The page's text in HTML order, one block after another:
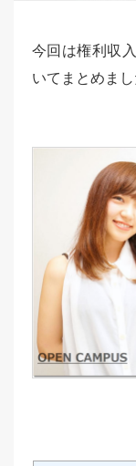
今回は権利収
いてまとめまし